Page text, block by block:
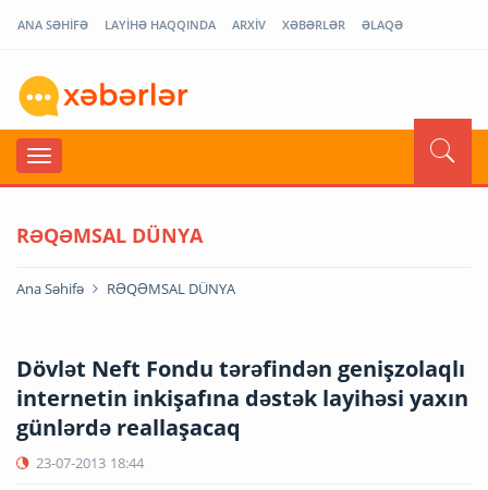
ANA SƏHİFƏ LAYİHƏ HAQQINDA ARXİV XƏBƏRLƏR ƏLAQƏ
RƏQƏMSAL DÜNYA
Ana Səhifə RƏQƏMSAL DÜNYA
Dövlət Neft Fondu tərəfindən genişzolaqlı
internetin inkişafına dəstək layihəsi yaxın
günlərdə reallaşacaq
23-07-2013 18:44